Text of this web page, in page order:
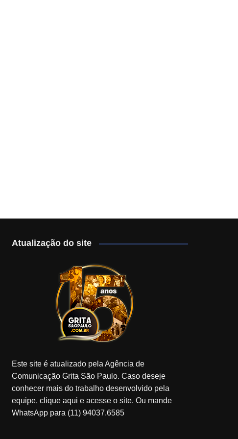
Atualização do site
Este site é atualizado pela Agência de
Comunicação Grita São Paulo. Caso deseje
conhecer mais do trabalho desenvolvido pela
equipe, clique aqui e acesse o site. Ou mande
WhatsApp para (11) 94037.6585